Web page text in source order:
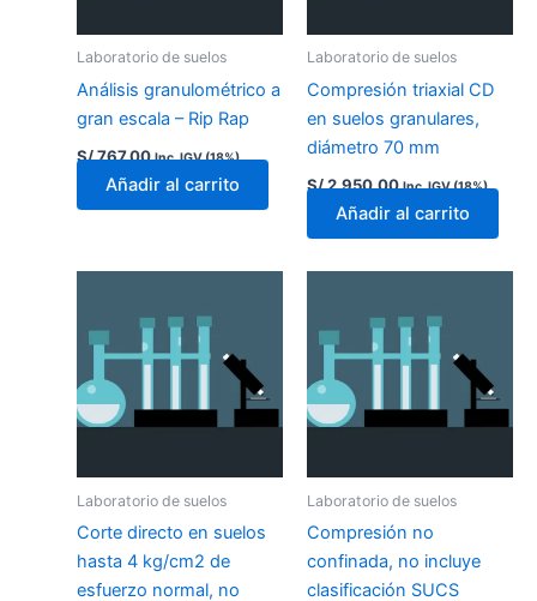
Laboratorio de suelos
Análisis granulométrico a
gran escala – Rip Rap
S/767.00 Inc. IGV (18%)
Añadir al carrito
Laboratorio de suelos
Compresión triaxial CD
en suelos granulares,
diámetro 70 mm
S/2,950.00 Inc. IGV (18%)
Añadir al carrito
Laboratorio de suelos
Corte directo en suelos
hasta 4 kg/cm2 de
esfuerzo normal, no
Laboratorio de suelos
Compresión no
confinada, no incluye
clasificación SUCS